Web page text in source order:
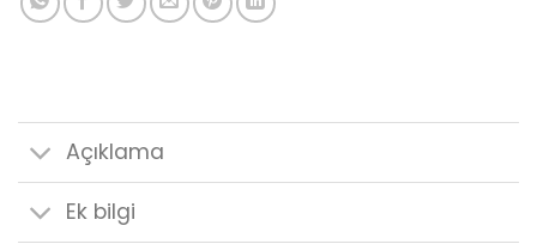
Açıklama
Ek bilgi